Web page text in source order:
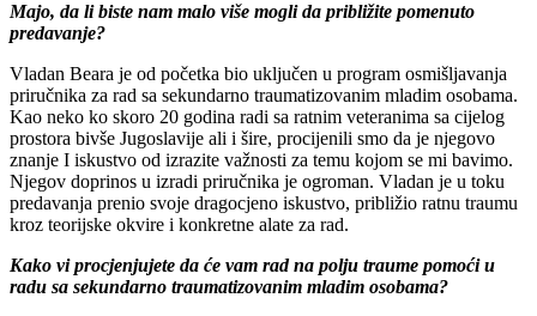
Majo, da li biste nam malo više mogli da približite pomenuto
predavanje?
Vladan Beara je od početka bio uključen u program osmišljavanja
priručnika za rad sa sekundarno traumatizovanim mladim osobama.
Kao neko ko skoro 20 godina radi sa ratnim veteranima sa cijelog
prostora bivše Jugoslavije ali i šire, procijenili smo da je njegovo
znanje I iskustvo od izrazite važnosti za temu kojom se mi bavimo.
Njegov doprinos u izradi priručnika je ogroman. Vladan je u toku
predavanja prenio svoje dragocjeno iskustvo, približio ratnu traumu
kroz teorijske okvire i konkretne alate za rad.
Kako vi procjenjujete da će vam rad na polju traume pomoći u
radu sa sekundarno traumatizovanim mladim osobama?